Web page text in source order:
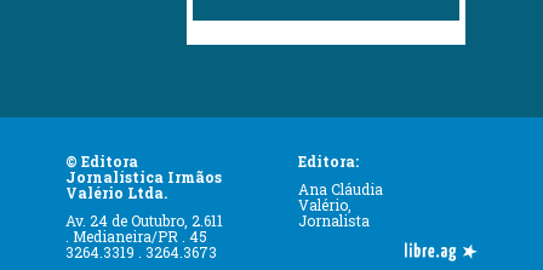
© Editora
Jornalística Irmãos
Valério Ltda.
Av. 24 de Outubro, 2.611
. Medianeira/PR . 45
3264.3319 . 3264.3673
Editora:
Ana Cláudia
Valério,
Jornalista